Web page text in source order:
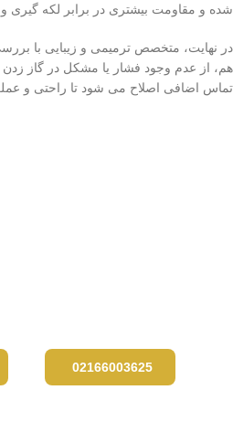
شده و مقاومت بیشتری در برابر لکه گیری و
در نهایت، متخصص ترمیمی و زیبایی با
هم، از عدم وجود فشار یا مشکل در گاز
تماس اضافی اصلاح می شود تا راحتی و
02166003625